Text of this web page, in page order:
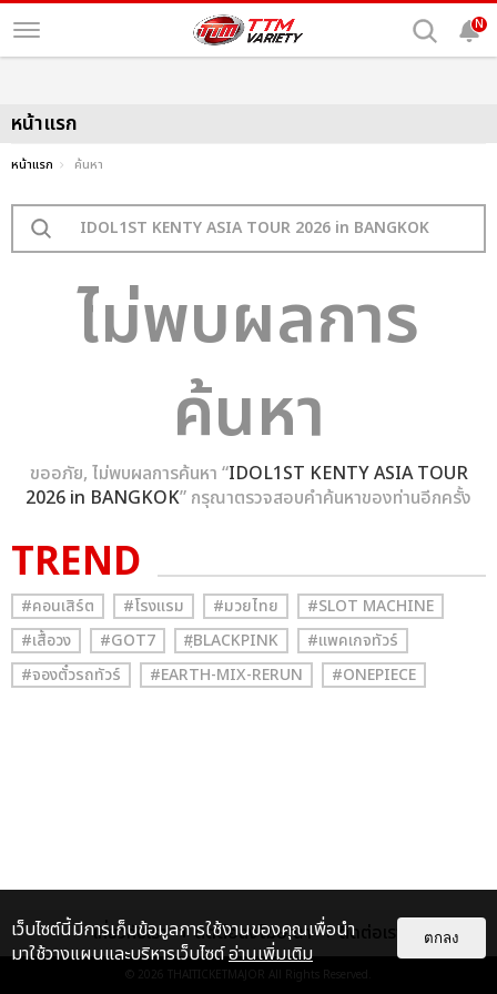
N
หน้าแรก
หน้าแรก ค้นหา
ไม่พบผลการ
ค้นหา
ขออภัย, ไม่พบผลการค้นหา “IDOL1ST KENTY ASIA TOUR
2026 in BANGKOK” กรุณาตรวจสอบคำค้นหาของท่านอีกครั้ง
TREND
#คอนเสิร์ต #โรงแรม #มวยไทย
#SLOT MACHINE
#เสื้อวง
#GOT7 #ฺBLACKPINK
#แพคเกจทัวร์
#จองตั๋วรถทัวร์
#EARTH-MIX-RERUN #ONEPIECE
เกี่ยวกับเรา ติดต่อลงโฆษณา ติดต่อเรา
© 2026 THAITICKETMAJOR All Rights Reserved.
เว็บไซต์นี้มีการเก็บข้อมูลการใช้งานของคุณเพื่อนำ
มาใช้วางแผนและบริหารเว็บไซต์อ่านเพิ่มเติม
ตกลง